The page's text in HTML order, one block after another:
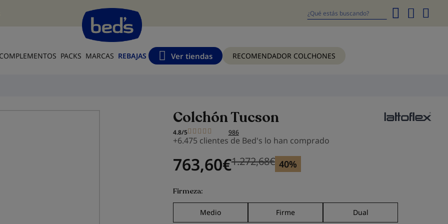
COMPLEMENTOS PACKS MARCAS REBAJAS Ver tiendas RECOMENDADOR COLCHONES
Colchón Tucson
4.8/5 986
+6.475 clientes de Bed's lo han comprado
763,60€ Precio anterior
Precio anterior 1.272,68
1.272,68€ 40%
Firmeza
Medio Firme Dual